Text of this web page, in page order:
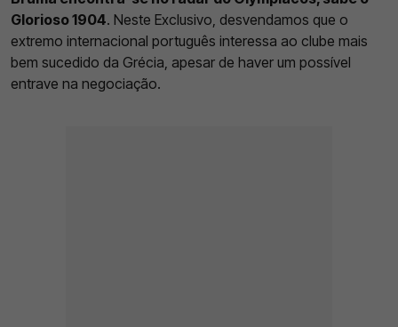
Glorioso 1904. Neste Exclusivo, desvendamos que o
extremo internacional português interessa ao clube mais
bem sucedido da Grécia, apesar de haver um possível
entrave na negociação.